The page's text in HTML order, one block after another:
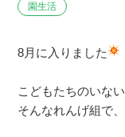
園生活
8月に入りました
こどもたちのいな
そんなれんげ組で